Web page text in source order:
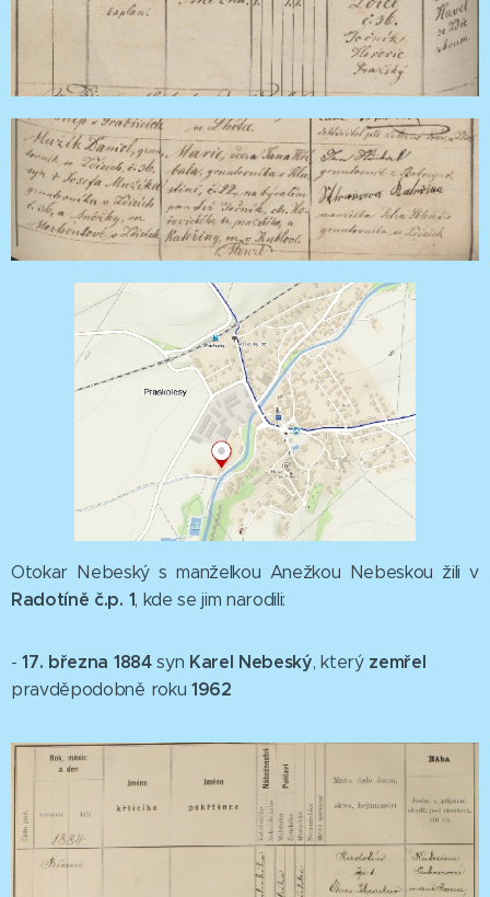
Otokar Nebeský s manželkou Anežkou Nebeskou žili v
Radotíně č.p. 1, kde se jim narodili:
-17. března 1884syn Karel Nebeský, který zemřel
pravděpodobně roku 1962